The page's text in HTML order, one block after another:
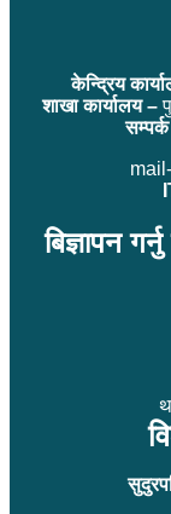
केन्द्रिय
शाखा कार्यालय –
बिज्ञापन